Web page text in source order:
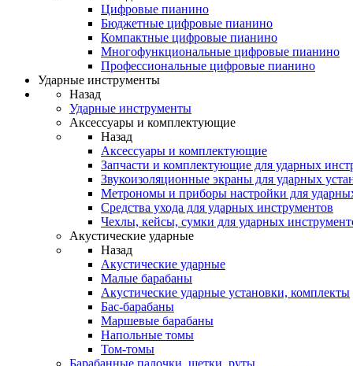
Цифровые пианино
Бюджетные цифровые пианино
Компактные цифровые пианино
Многофункциональные цифровые пианино
Профессиональные цифровые пианино
Ударные инструменты
Назад
Ударные инструменты
Аксессуары и комплектующие
Назад
Аксессуары и комплектующие
Запчасти и комплектующие для ударных
Звукоизоляционные экраны для ударных
Метрономы и приборы настройки для
Средства ухода для ударных инструментов
Чехлы, кейсы, сумки для ударных
Акустические ударные
Назад
Акустические ударные
Mалые барабаны
Акустические ударные установки, комплекты
Бас-барабаны
Маршевые барабаны
Напольные томы
Том-томы
Барабанные палочки, щетки, руты